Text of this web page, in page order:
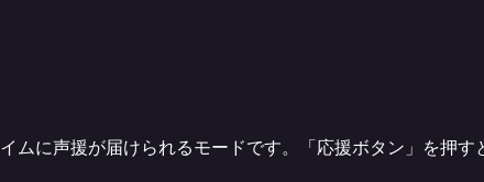
ムに声援が届けられるモードです。「応援ボタン」を押